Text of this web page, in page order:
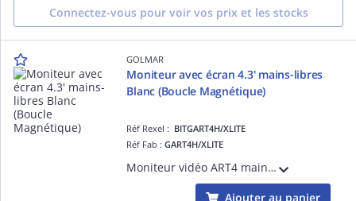
Connectez-vous pour voir vos prix et les stocks
GOLMAR
Moniteur avec écran 4.3' mains-libres
Blanc (Boucle Magnétique)
Réf Rexel : BITGART4H/XLITE
Réf Fab :GART4H/XLITE
Moniteur vidéo ART4 mains-libres avec écran 4.3''en ABS blanc Bus 2 fils non polarisés G2P Pilotage 2 ouvertures Ouverture automatique Réglage/exclusion sonnerie d'appel Boucle magnétique Appel palier Etrier ABS
Ajouter au panier